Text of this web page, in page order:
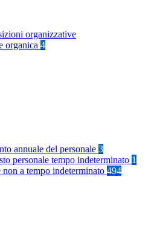
organizzative
organica 4
annuale del personale 3
personale tempo indeterminato 1
non a tempo indeterminato 494